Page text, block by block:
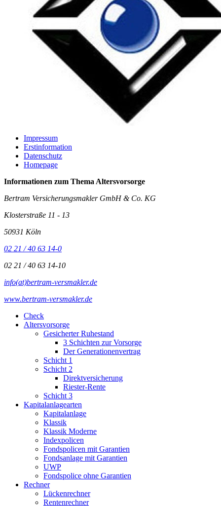
Impressum
Erstinformation
Datenschutz
Homepage
Informationen zum Thema Altersvorsorge
Bertram Versicherungsmakler GmbH & Co. KG
Klosterstraße 11 - 13
50931 Köln
02 21 / 40 63 14-0
02 21 / 40 63 14-10
info(at)bertram-versmakler.de
www.bertram-versmakler.de
Check
Altersvorsorge
Gesicherter Ruhestand
3 Schichten zur Vorsorge
Der Generationenvertrag
Schicht 1
Schicht 2
Direktversicherung
Riester-Rente
Schicht 3
Kapitalanlagearten
Kapitalanlage
Klassik
Klassik Moderne
Indexpolicen
Fondspolicen mit Garantien
Fondsanlage mit Garantien
UWP
Fondspolice ohne Garantien
Rechner
Lückenrechner
Rentenrechner